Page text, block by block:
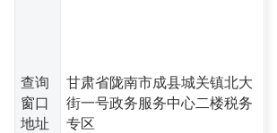
查询
窗口
地址
甘肃省陇南市成县城关镇北大
街一号政务服务中心二楼税务
专区